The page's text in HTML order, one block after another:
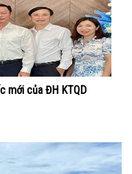
mới của ĐH KTQD